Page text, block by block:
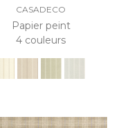
CASADECO
Papier peint
4 couleurs